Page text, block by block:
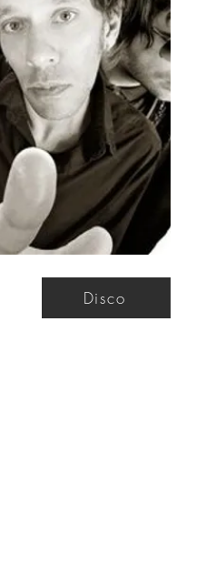
Disco